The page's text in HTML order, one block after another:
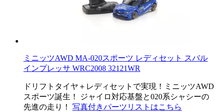
ミニッツAWD MA-020スポーツ レディセット スバル
インプレッサ WRC2008 32121WR
ドリフトタイヤ＋レディセットで実現！ミニッツAWD
スポーツ誕生！ ジャイロ対応基盤と020系シャシーの
先進の走り！ 写真付きパーツリストはこちら